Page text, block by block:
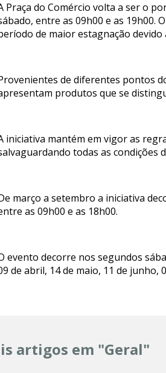
Praça do Comércio volta a ser o
entre as 09h00 e as 19h00.
de maior estagnação devido
de diferentes pontos
produtos que se
iniciativa mantém em vigor as
todas as condições
março a setembro a iniciativa
as 09h00 e as 18h00.
evento decorre nos segundos
de abril, 14 de maio, 11 de
artigos em "Geral"